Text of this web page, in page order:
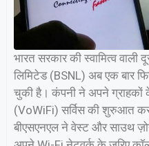
भारत सरकार की स्वामित्व वाली
लिमिटेड (BSNL) अब एक बार
चुकी है। कंपनी ने अपने
(VoWiFi) सर्विस की शुरुआत
बीएसएनएल ने वेस्ट और साउथ